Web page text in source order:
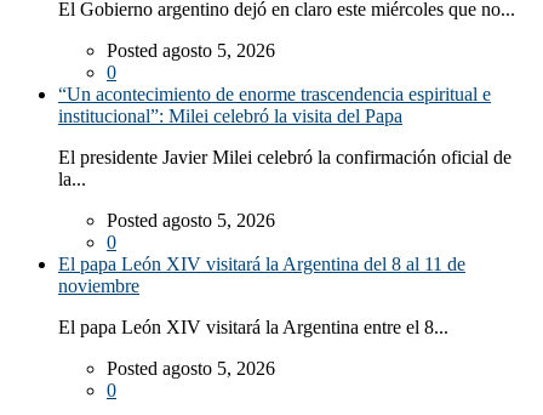
El Gobierno argentino dejó en claro este miércoles que no...
Posted agosto 5, 2026
0
“Un acontecimiento de enorme trascendencia espiritual e
institucional”: Milei celebró la visita del Papa
El presidente Javier Milei celebró la confirmación oficial de
la...
Posted agosto 5, 2026
0
El papa León XIV visitará la Argentina del 8 al 11 de
noviembre
El papa León XIV visitará la Argentina entre el 8...
Posted agosto 5, 2026
0